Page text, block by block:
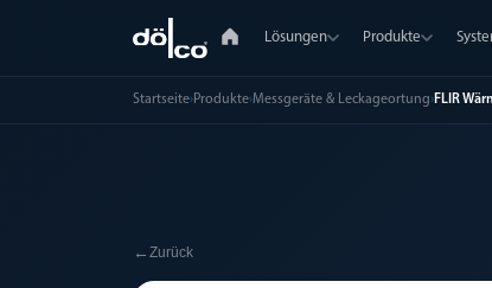
Lösungen Produkte
Startseite›Produkte›Messgeräte & Leckageortung›FLIR
← Zurück